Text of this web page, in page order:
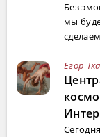
Без
мы
Егор